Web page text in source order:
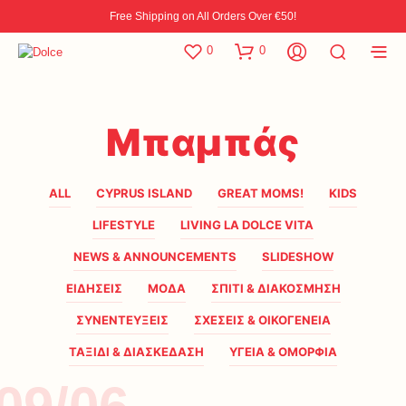
Free Shipping on All Orders Over €50!
0 0
Μπαμπάς
ALL CYPRUS ISLAND GREAT MOMS! KIDS
LIFESTYLE LIVING LA DOLCE VITA
NEWS & ANNOUNCEMENTS SLIDESHOW
ΕΙΔΗΣΕΙΣ ΜΟΔΑ ΣΠΙΤΙ & ΔΙΑΚΟΣΜΗΣΗ
ΣΥΝΕΝΤΕΥΞΕΙΣ ΣΧΕΣΕΙΣ & ΟΙΚΟΓΕΝΕΙΑ
ΤΑΞΙΔΙ & ΔΙΑΣΚΕΔΑΣΗ ΥΓΕΙΑ & ΟΜΟΡΦΙΑ